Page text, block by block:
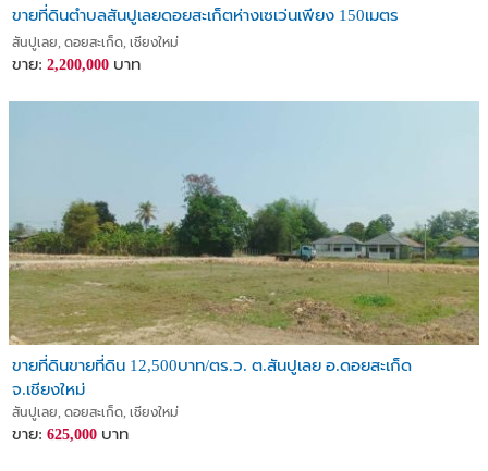
ขายที่ดินตำบลสันปูเลยดอยสะเก็ตห่างเซเว่นเพียง 150เมตร
สันปูเลย, ดอยสะเก็ด, เชียงใหม่
ขาย: 2,200,000 บาท
ขายที่ดินขายที่ดิน 12,500บาท/ตร.ว. ต.สันปูเลย อ.ดอยสะเก็ด
จ.เชียงใหม่
สันปูเลย, ดอยสะเก็ด, เชียงใหม่
ขาย: 625,000 บาท